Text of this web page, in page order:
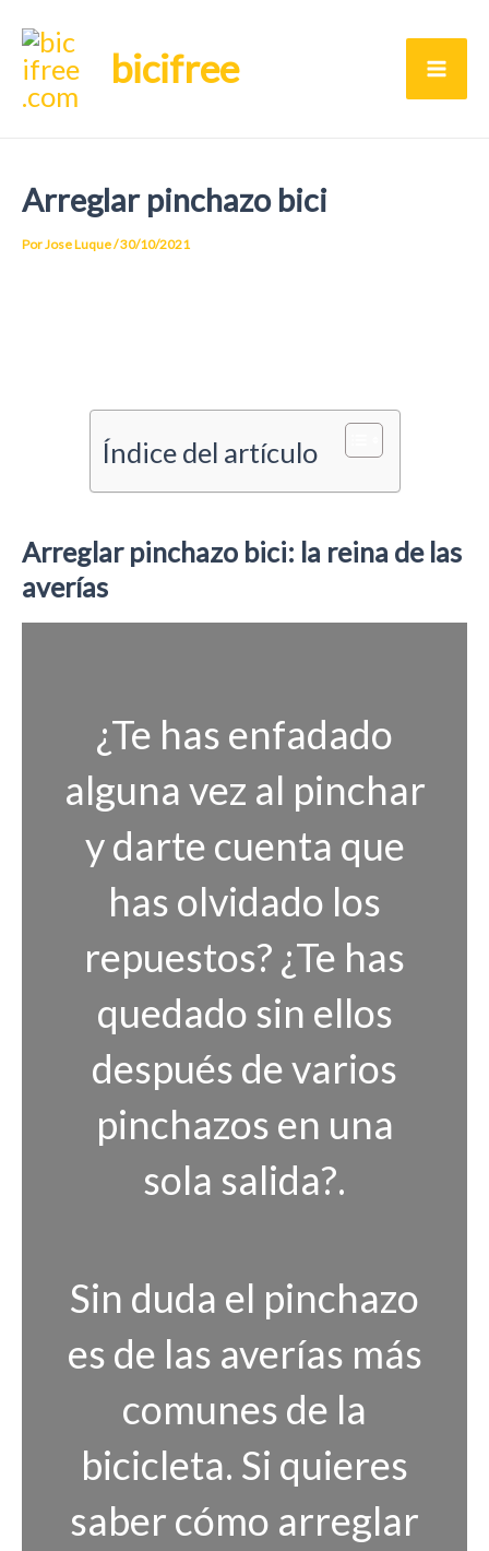
bicifree
Arreglar pinchazo bici
PorJose Luque/30/10/2021
Índice del artículo
Arreglar pinchazo bici: la reina de las
averías
¿Te has enfadado
alguna vez al pinchar
y darte cuenta que
has olvidado los
repuestos? ¿Te has
quedado sin ellos
después de varios
pinchazos en una
sola salida?.
Sin duda el pinchazo
es de las averías más
comunes de la
bicicleta. Si quieres
saber cómo arreglar